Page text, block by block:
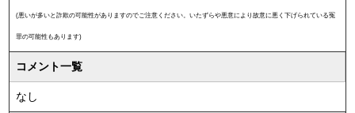
(悪いが多いと詐欺の可能性がありますのでご注意ください。いたずらや悪意により故意に悪く下げられている冤
罪の可能性もあります)
コメント一覧
なし